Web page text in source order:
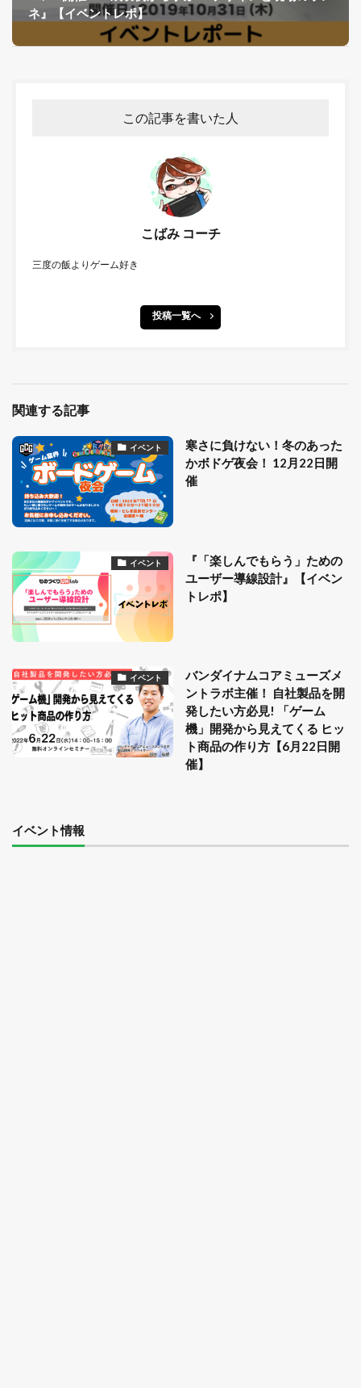
ネ』【イベントレポ】
この記事を書いた人
こばみ コーチ
三度の飯よりゲーム好き
投稿一覧へ
関連する記事
イベント
寒さに負けない！冬のあった
かボドゲ夜会！ 12月22日開
催
イベント
『「楽しんでもらう」ための
ユーザー導線設計』【イベン
トレポ】
イベント
バンダイナムコアミューズメ
ントラボ主催！ 自社製品を開
発したい方必見! 「ゲーム
機」開発から見えてくる ヒッ
ト商品の作り方【6月22日開
催】
イベント情報